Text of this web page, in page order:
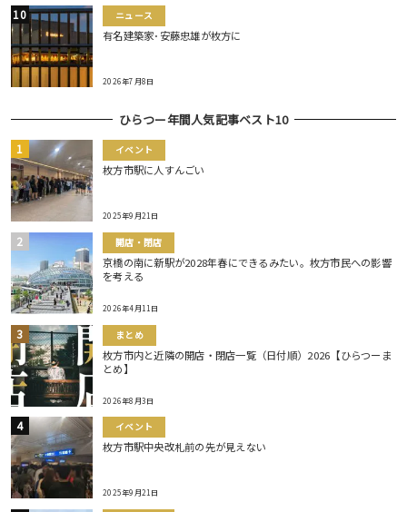
ニュース
有名建築家･安藤忠雄が枚方に
2026年7月8日
ひらつー年間人気記事ベスト10
イベント
枚方市駅に人すんごい
2025年9月21日
開店・閉店
京橋の南に新駅が2028年春にできるみたい。枚方市民への影響
を考える
2026年4月11日
まとめ
枚方市内と近隣の開店・閉店一覧（日付順）2026【ひらつーま
とめ】
2026年8月3日
イベント
枚方市駅中央改札前の先が見えない
2025年9月21日